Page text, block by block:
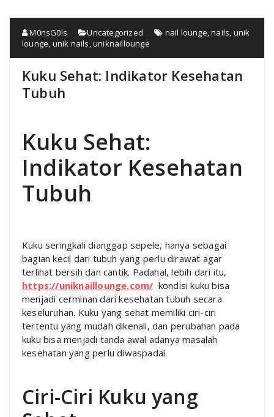
M0nsG0ls Uncategorized nail lounge ,nails unik
lounge unik nails ,uniknaillounge
Kuku Sehat: Indikator Kesehatan
Tubuh
Kuku Sehat:
Indikator Kesehatan
Tubuh
Kuku seringkali dianggap sepele, hanya sebagai
bagian kecil dari tubuh yang perlu dirawat agar
terlihat bersih dan cantik. Padahal, lebih dari itu,
https://uniknaillounge.com/ kondisi kuku bisa
menjadi cerminan dari kesehatan tubuh secara
keseluruhan. Kuku yang sehat memiliki ciri-ciri
tertentu yang mudah dikenali, dan perubahan pada
kuku bisa menjadi tanda awal adanya masalah
kesehatan yang perlu diwaspadai.
Ciri-Ciri Kuku yang